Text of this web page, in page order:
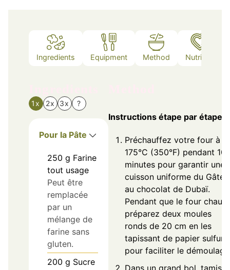
Ingredients Equipment Method Nutrition
1x 2x 3x ?
Pour la Pâte
250 g Farine
tout usage
Peut être
remplacée
par un
mélange de
farine sans
gluten.
200 g Sucre
Instructions étape par étape
Préchauffez votre four à
175°C (350°F) pendant 10
minutes pour garantir une
cuisson uniforme du
au chocolat de Dubaï.
Pendant que le four
préparez deux moules
ronds de 20 cm en les
tapissant de papier
pour faciliter le
Dans un grand bol,